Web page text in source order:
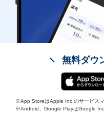
無料ダウ
※App StoreはApple Inc.のサービスマ
※Android、Google PlayはGoogle